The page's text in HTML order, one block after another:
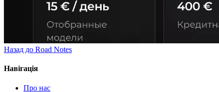
Назад до Road Notes
Навігація
Про нас